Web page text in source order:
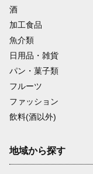
酒
加工食品
魚介類
日用品・雑貨
パン・菓子類
フルーツ
ファッション
飲料(酒以外)
地域から探す